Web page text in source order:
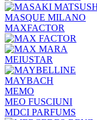
MASQUE MILANO
MAXFACTOR
MEIUSTAR
MAYBACH
MEMO
MEO FUSCIUNI
MDCI PARFUMS